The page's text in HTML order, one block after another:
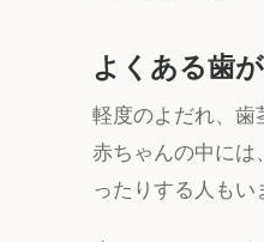
よくある歯
軽度のよだれ、歯
赤ちゃんの中には
ったりする人もい